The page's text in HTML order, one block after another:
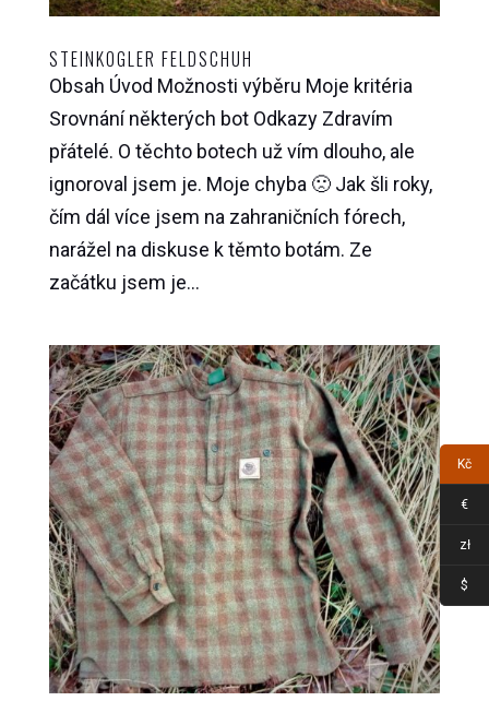
STEINKOGLER FELDSCHUH
Obsah Úvod Možnosti výběru Moje kritéria
Srovnání některých bot Odkazy Zdravím
přátelé. O těchto botech už vím dlouho, ale
ignoroval jsem je. Moje chyba 🙁 Jak šli roky,
čím dál více jsem na zahraničních fórech,
narážel na diskuse k těmto botám. Ze
začátku jsem je...
Kč
€
zł
$